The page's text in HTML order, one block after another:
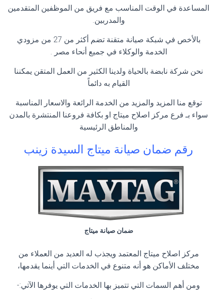
المساعدة في الوقت المناسب مع فريق من الموظفين المتقدمين
والمدربين.
بالأخص في شبكة صيانة متقنة تضم أكثر من 27 من مزودي
الخدمة والوكلاء في جميع أنحاء مصر .
نحن شركة نابضة بالحياة ولدينا الكثير من العمل المتقن يمكننا
القيام به دائماً
توقع منا المزيد والمزيد من الخدمة الرائعة والاسعار المناسبة
سواء بـ فرع مركز اصلاح ميتاج او بكافة فروعنا المنتشرة بالمدن
والمناطق الرئيسية
رقم ضمان صيانة ميتاج السيدة زينب
ضمان صيانة ميتاج
مركز اصلاح ميتاج المعتمد ويجذب له العديد من العملاء من
مختلف الأماكن هو أنه متنوع في الخدمات التي أينما يقدمها،
ومن أهم السمات التي تتميز بها الخدمات التي يوفرها الآتي:-